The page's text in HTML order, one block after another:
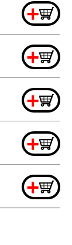
+
+
+
+
+